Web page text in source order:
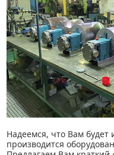
Надеемся, что Вам будет
производится